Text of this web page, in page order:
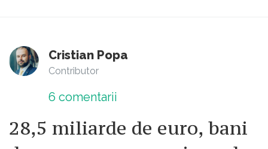
Cristian Popa
Contributor
6 comentarii
28,5 miliarde de euro, bani